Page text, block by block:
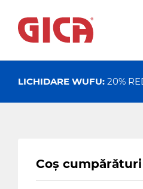
LICHIDARE WUFU: 20%
Coș cumpărături